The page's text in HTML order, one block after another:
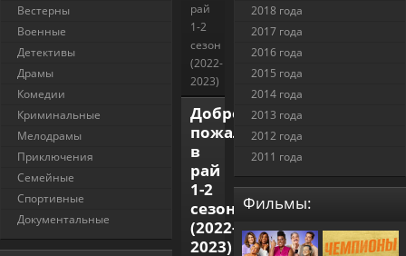
рай
1-2
сезон
(2022-
2023)
Добро
пожаловать
в
рай
1-2
сезон
(2022-
2023)
Вестерны
Военные
Детективы
Драмы
Комедии
Криминальные
Мелодрамы
Приключения
Семейные
Спортивные
Документальные
2018 года
2017 года
2016 года
2015 года
2014 года
2013 года
2012 года
2011 года
Фильмы: